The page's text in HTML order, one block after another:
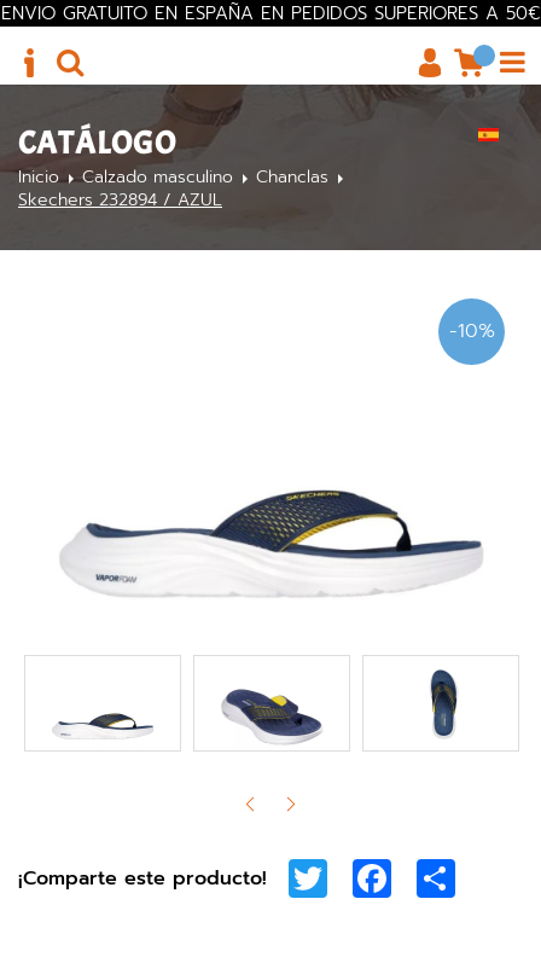
ENVIO GRATUITO EN ESPAÑA EN PEDIDOS SUPERIORES A 50€
CATÁLOGO
Inicio Calzado masculino
Chanclas
Skechers 232894 / AZUL
-10%
¡Comparte este producto! Twitter Facebook